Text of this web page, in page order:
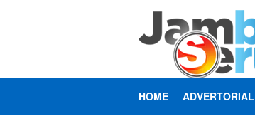
HOME ADVERTORIAL